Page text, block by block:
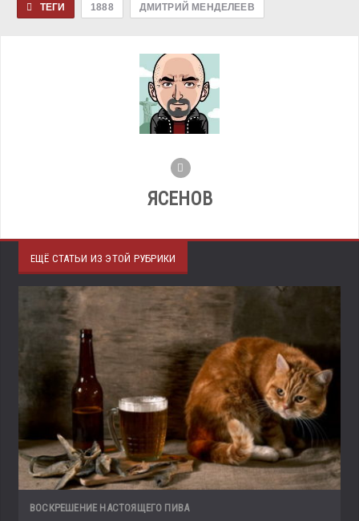
ТЕГИ 1888 ДМИТРИЙ МЕНДЕЛЕЕВ
ЯСЕНОВ
ЕЩЁ СТАТЬИ ИЗ ЭТОЙ РУБРИКИ
ВОСКРЕШЕНИЕ НАСТОЯЩЕГО ПИВА